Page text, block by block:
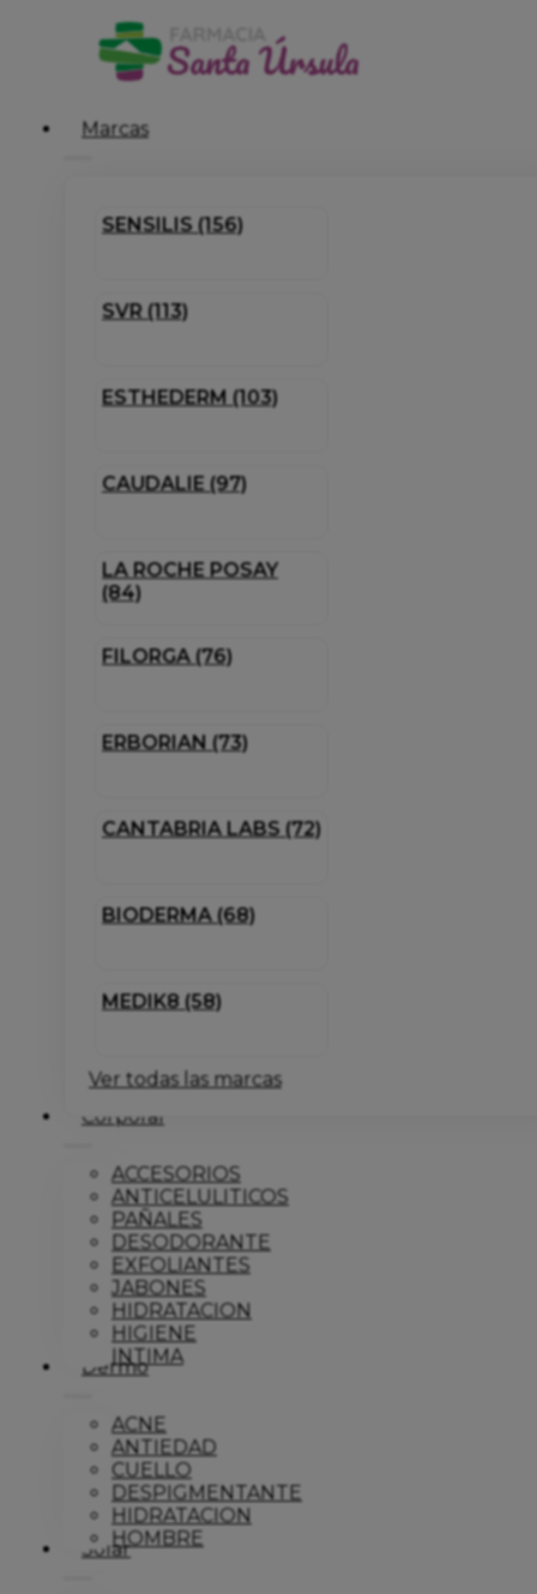
Marcas
SENSILIS (156)
SVR (113)
ESTHEDERM (103)
CAUDALIE (97)
LA ROCHE POSAY
(84)
FILORGA (76)
ERBORIAN (73)
CANTABRIA LABS (72)
BIODERMA (68)
MEDIK8 (58)
Ver todas las marcas
Corporal
ACCESORIOS
ANTICELULITICOS
PAÑALES
DESODORANTE
EXFOLIANTES
JABONES
HIDRATACION
HIGIENE
INTIMA
Dermo
ACNE
ANTIEDAD
CUELLO
DESPIGMENTANTE
HIDRATACION
HOMBRE
Solar